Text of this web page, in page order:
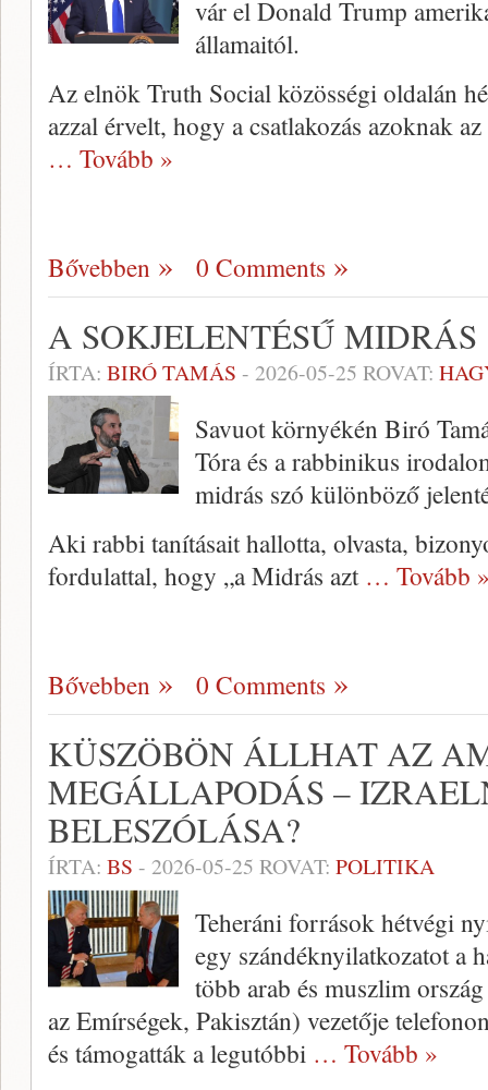
vár el Donald Trump
államaitól.
Az elnök Truth Social közösségi oldalán
azzal érvelt, hogy a csatlakozás azoknak
… Tovább »
Bővebben 0 Comments
A SOKJELENTÉSŰ MIDRÁS
ÍRTA: BIRÓ TAMÁS - 2026-05-25 ROVAT:
Savuot környékén Biró
Tóra és a rabbinikus
midrás szó különböző
Aki rabbi tanításait hallotta, olvasta,
fordulattal, hogy „a Midrás azt … Tovább
Bővebben 0 Comments
KÜSZÖBÖN ÁLLHAT AZ
MEGÁLLAPODÁS –
BELESZÓLÁSA?
ÍRTA: BS - 2026-05-25 ROVAT: POLITIKA
Teheráni források hétvégi
egy szándéknyilatkozatot a
több arab és muszlim
az Emírségek, Pakisztán) vezetője
és támogatták a legutóbbi … Tovább »